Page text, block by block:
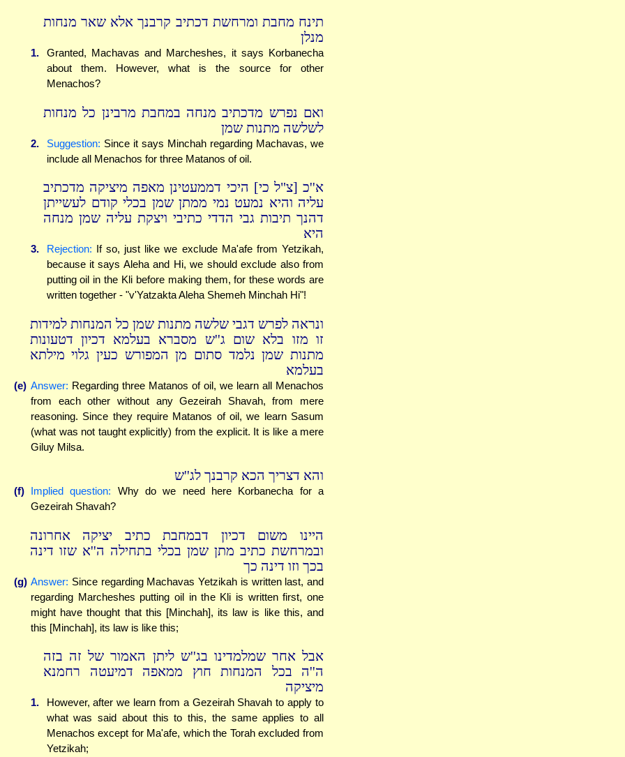
תינח מחבת ומרחשת דכתיב קרבנך אלא שאר מנחות
מנלן
1.
Granted, Machavas and Marcheshes, it says Korbanecha
about them. However, what is the source for other
Menachos?
ואם נפרש מדכתיב מנחה במחבת מרבינן כל מנחות
לשלשה מתנות שמן
2. Suggestion: Since it says Minchah regarding Machavas, we
include all Menachos for three Matanos of oil.
א''כ [צ"ל כי] היכי דממעטינן מאפה מיציקה מדכתיב
עליה והיא נמעט נמי ממתן שמן בכלי קודם לעשייתן
דהנך תיבות גבי הדדי כתיבי ויצקת עליה שמן מנחה
היא
3. Rejection: If so, just like we exclude Ma'afe from Yetzikah,
because it says Aleha and Hi, we should exclude also from
putting oil in the Kli before making them, for these words are
written together - "v'Yatzakta Aleha Shemeh Minchah Hi"!
ונראה לפרש דגבי שלשה מתנות שמן כל המנחות למידות
זו מזו בלא שום ג''ש מסברא בעלמא דכיון דטעונות
מתנות שמן נלמד סתום מן המפורש כעין גלוי מילתא
בעלמא
(e) Answer: Regarding three Matanos of oil, we learn all Menachos
from each other without any Gezeirah Shavah, from mere
reasoning. Since they require Matanos of oil, we learn Sasum
(what was not taught explicitly) from the explicit. It is like a mere
Giluy Milsa.
והא דצריך הכא קרבנך לג''ש
(f) Implied question: Why do we need here Korbanecha for a
Gezeirah Shavah?
היינו משום דכיון דבמחבת כתיב יציקה אחרונה
ובמרחשת כתיב מתן שמן בכלי בתחילה ה''א שזו דינה
בכך וזו דינה כך
(g) Answer: Since regarding Machavas Yetzikah is written last, and
regarding Marcheshes putting oil in the Kli is written first, one
might have thought that this [Minchah], its law is like this, and
this [Minchah], its law is like this;
אבל אחר שמלמדינו בג''ש ליתן האמור של זה בזה
ה''ה בכל המנחות חוץ ממאפה דמיעטה רחמנא
מיציקה
1.
However, after we learn from a Gezeirah Shavah to apply to
what was said about this to this, the same applies to all
Menachos except for Ma'afe, which the Torah excluded from
Yetzikah;